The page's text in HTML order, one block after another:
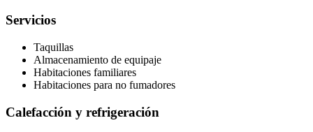
Servicios
Taquillas
Almacenamiento de equipaje
Habitaciones familiares
Habitaciones para no fumadores
Calefacción y refrigeración